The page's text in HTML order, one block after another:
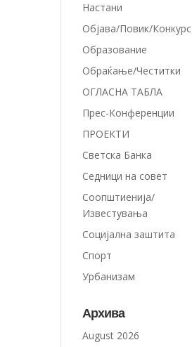
Настани
Објава/Повик/Конкурс
Образование
Обраќање/Честитки
ОГЛАСНА ТАБЛА
Прес-Конференции
ПРОЕКТИ
Светска Банка
Седници на совет
Соопштиенија/
Известувања
Социјална заштита
Спорт
Урбанизам
Архива
August 2026